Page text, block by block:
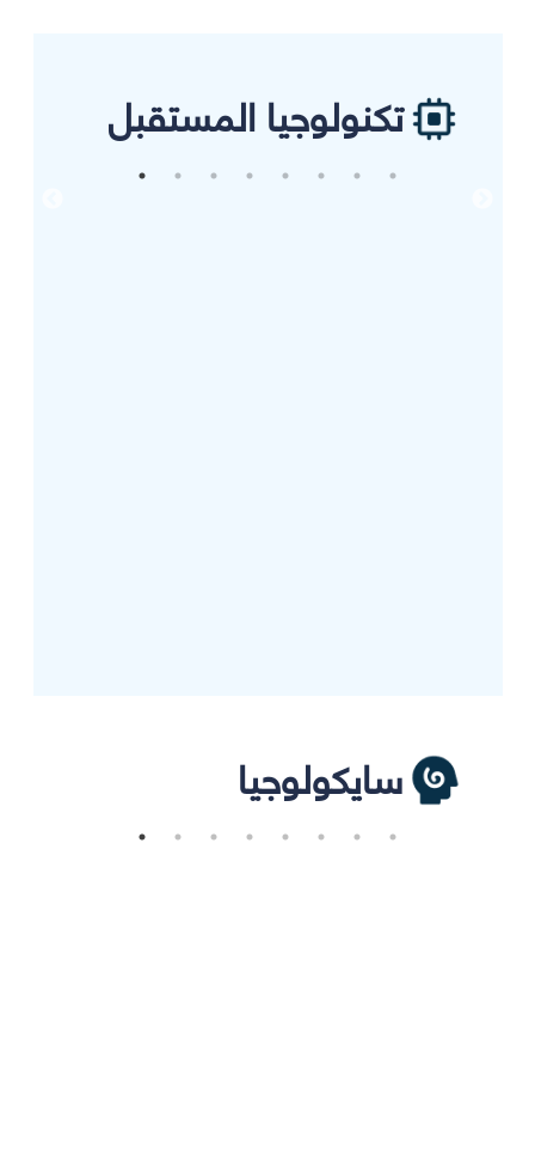
تكنولوجيا المستقبل
سايكولوجيا